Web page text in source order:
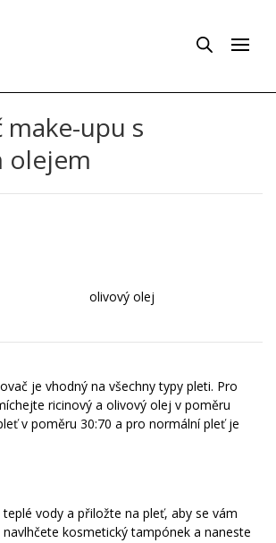
make-upu s
olejem
olivový olej
je vhodný na všechny typy pleti. Pro
ricinový a olivový olej v poměru
v poměru 30:70 a pro normální pleť je
vody a přiložte na pleť, aby se vám
kosmetický tampónek a naneste